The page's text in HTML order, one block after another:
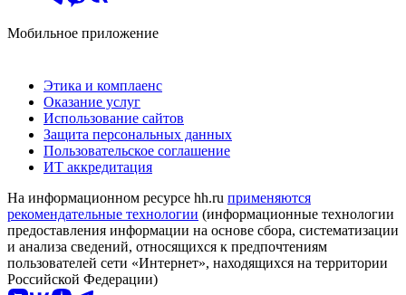
Мобильное приложение
Этика и комплаенс
Оказание услуг
Использование сайтов
Защита персональных данных
Пользовательское соглашение
ИТ аккредитация
На информационном ресурсе hh.ru применяются
рекомендательные технологии (информационные технологии
предоставления информации на основе сбора, систематизации
и анализа сведений, относящихся к предпочтениям
пользователей сети «Интернет», находящихся на территории
Российской Федерации)